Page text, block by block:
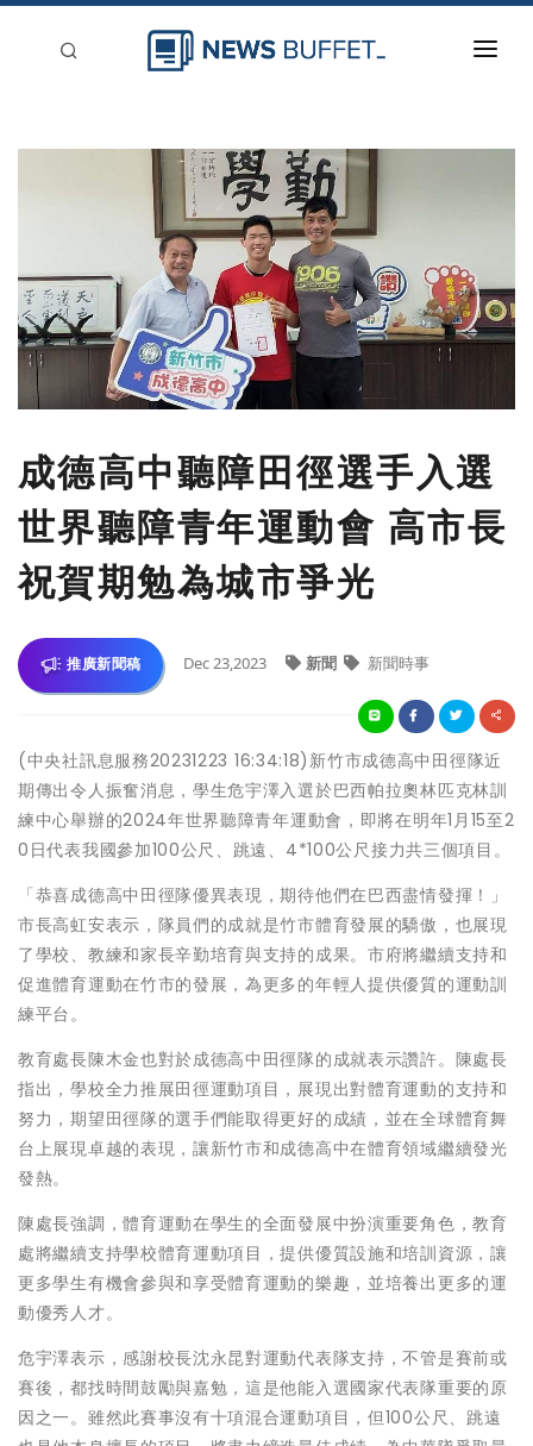
成德高中聽障田徑選手入選
世界聽障青年運動會 高市長
祝賀期勉為城市爭光
推廣新聞稿 Dec 23,2023 新聞 新聞時事
(中央社訊息服務20231223 16:34:18)新竹市成德高中田徑隊近
期傳出令人振奮消息，學生危宇澤入選於巴西帕拉奧林匹克林訓
練中心舉辦的2024年世界聽障青年運動會，即將在明年1月15至2
0日代表我國參加100公尺、跳遠、4*100公尺接力共三個項目。
「恭喜成德高中田徑隊優異表現，期待他們在巴西盡情發揮！」
市長高虹安表示，隊員們的成就是竹市體育發展的驕傲，也展現
了學校、教練和家長辛勤培育與支持的成果。市府將繼續支持和
促進體育運動在竹市的發展，為更多的年輕人提供優質的運動訓
練平台。
教育處長陳木金也對於成德高中田徑隊的成就表示讚許。陳處長
指出，學校全力推展田徑運動項目，展現出對體育運動的支持和
努力，期望田徑隊的選手們能取得更好的成績，並在全球體育舞
台上展現卓越的表現，讓新竹市和成德高中在體育領域繼續發光
發熱。
陳處長強調，體育運動在學生的全面發展中扮演重要角色，教育
處將繼續支持學校體育運動項目，提供優質設施和培訓資源，讓
更多學生有機會參與和享受體育運動的樂趣，並培養出更多的運
動優秀人才。
危宇澤表示，感謝校長沈永昆對運動代表隊支持，不管是賽前或
賽後，都找時間鼓勵與嘉勉，這是他能入選國家代表隊重要的原
因之一。雖然此賽事沒有十項混合運動項目，但100公尺、跳遠